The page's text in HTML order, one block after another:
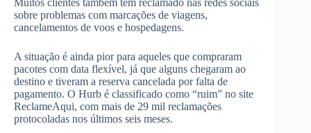
Muitos clientes também têm reclamado nas redes sociais
sobre problemas com marcações de viagens,
cancelamentos de voos e hospedagens.
A situação é ainda pior para aqueles que compraram
pacotes com data flexível, já que alguns chegaram ao
destino e tiveram a reserva cancelada por falta de
pagamento. O Hurb é classificado como “ruim” no site
ReclameAqui, com mais de 29 mil reclamações
protocoladas nos últimos seis meses.